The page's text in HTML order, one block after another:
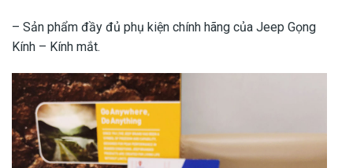
– Sản phẩm đầy đủ phụ kiện chính hãng của Jeep Gọng
Kính – Kính mắt.